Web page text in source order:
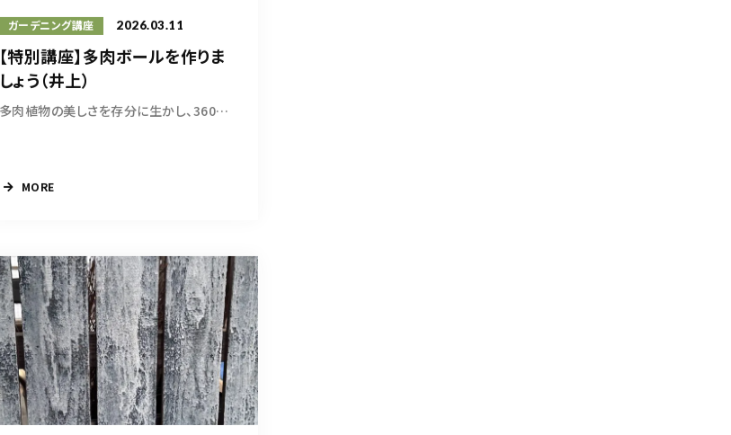
ガーデニング講座 2026.03.11
【特別講座】多肉ボールを作りま
しょう（井上）
多肉植物の美しさを存分に生かし、360度どこから...
MORE